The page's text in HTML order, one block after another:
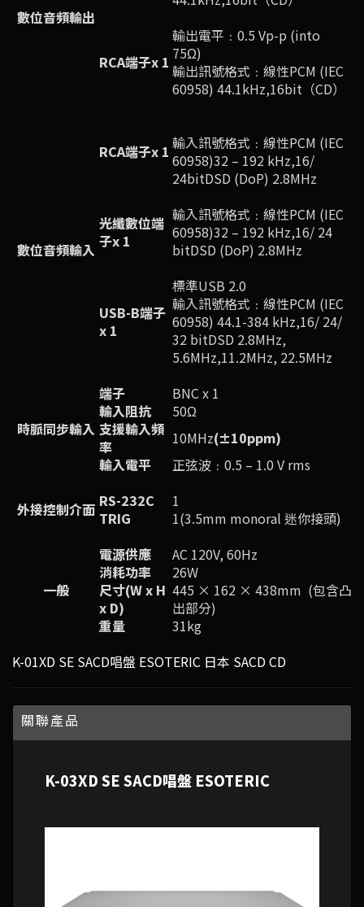
數位音頻輸出
RCA端子x 1
輸出電平﹕0.5 Vp-p (into
75Ω)
輸出訊號格式﹕線性PCM (IEC
60958) 44.1kHz,16bit（CD）
數位音頻輸入
RCA端子x 1 輸入訊號格式﹕線性PCM (IEC
60958)32 – 192 kHz,16/
24bitDSD (DoP) 2.8MHz
光纖數位端
子x 1
輸入訊號格式﹕線性PCM (IEC
60958)32 – 192 kHz,16/ 24
bitDSD (DoP) 2.8MHz
USB-B端子
x 1
標準USB 2.0
輸入訊號格式﹕線性PCM (IEC
60958) 44.1-384 kHz,16/ 24/
32 bitDSD 2.8MHz,
5.6MHz,11.2MHz, 22.5MHz
時脈同步輸入
端子
BNC x 1
輸入阻抗
50Ω
支援輸入頻
率
10MHz(±10ppm)
輸入電平
正弦波﹕0.5 – 1.0 V rms
外接控制介面 RS-232C
1
TRIG
1(3.5mm monoral 迷你接頭)
一般
電源供應
AC 120V, 60Hz
消耗功率
26W
尺寸(W x H
x D)
445 × 162 × 438mm (包含凸
出部分)
重量
31kg
K-01XD SE SACD唱盤 ESOTERIC 日本 SACD CD
關聯產品
K-03XD SE SACD唱盤 ESOTERIC